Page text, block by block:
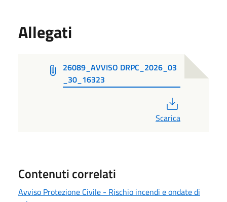
Allegati
26089_AVVISO DRPC_2026_03
_30_16323
Scarica
Contenuti correlati
Avviso Protezione Civile - Rischio incendi e ondate di